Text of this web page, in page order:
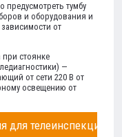
предусмотреть тумбу
и оборудования и
от
при стоянке
—
от сети 220 В от
освещению от
для телеинспекции